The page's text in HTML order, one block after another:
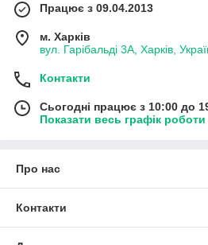
Працює з 09.04.2013
м. Харків
вул. Гарібальді 3А, Харків,
Контакти
Сьогодні працює з 10:00 до
Показати весь графік роботи
Про нас
Контакти